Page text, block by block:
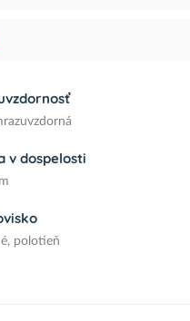
v dospelosti
polotieň